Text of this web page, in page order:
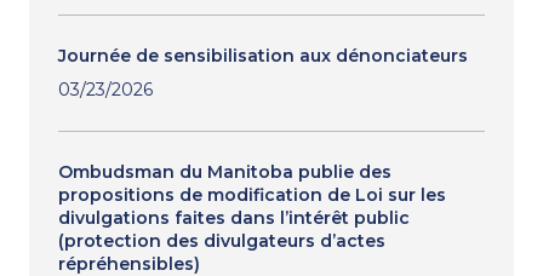
Journée de sensibilisation aux dénonciateurs
03/23/2026
Ombudsman du Manitoba publie des
propositions de modification de Loi sur les
divulgations faites dans l’intérêt public
(protection des divulgateurs d’actes
répréhensibles)